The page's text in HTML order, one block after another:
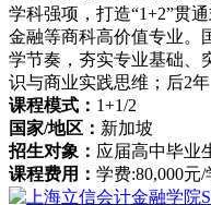
学科强项，打造“1+2”贯
金融等商科高价值专业。
学节奏，夯实专业基础、
识与商业实践思维；后2年
课程模式： 1+1/2
国家/地区： 新加坡
招生对象： 应届高中毕业
课程费用： 学费:80,000元/